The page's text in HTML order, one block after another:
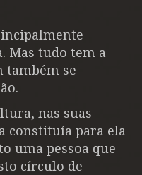
Mas tudo tem a
também se
nas suas
constituía para ela
uma pessoa que
círculo de